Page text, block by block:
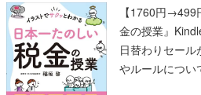
【1760円→499
金の授業』
日替わりセー
やルールについ